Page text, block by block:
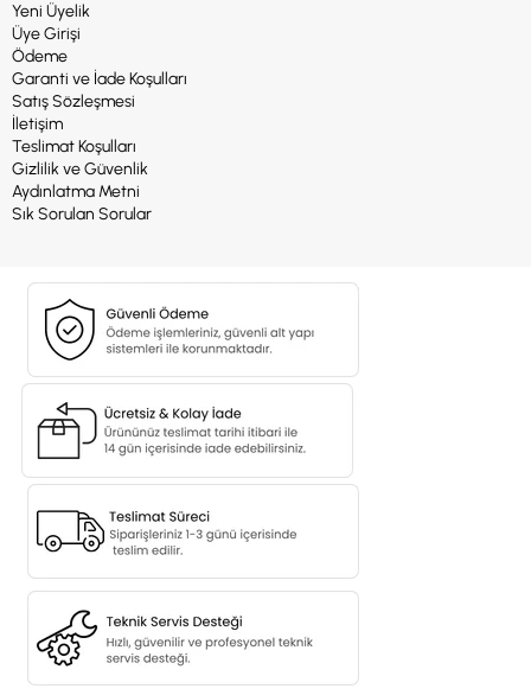
Yeni Üyelik
Üye Girişi
Ödeme
Garanti ve İade Koşulları
Satış Sözleşmesi
İletişim
Teslimat Koşulları
Gizlilik ve Güvenlik
Aydınlatma Metni
Sık Sorulan Sorular